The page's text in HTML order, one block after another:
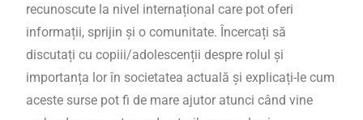
recunoscute la nivel internațional care pot oferi
informații, sprijin și o comunitate. Încercați să
discutați cu copiii/adolescenții despre rolul și
importanța lor în societatea actuală și explicați-le cum
aceste surse pot fi de mare ajutor atunci când vine